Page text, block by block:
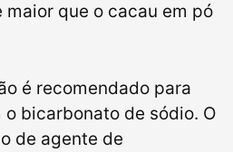
que o cacau em pó
é recomendado para
bicarbonato de sódio. O
de agente de